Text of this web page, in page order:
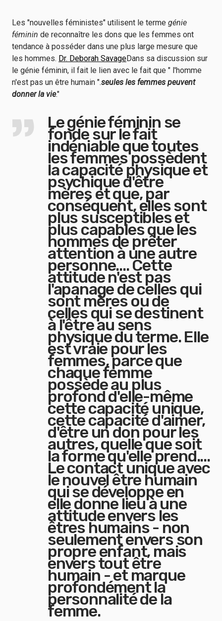
Les "nouvelles féministes" utilisent le terme génie
féminin de reconnaître les dons que les femmes ont
tendance à posséder dans une plus large mesure que
les hommes. Dr. Deborah SavageDans sa discussion sur
le génie féminin, il fait le lien avec le fait que " l'homme
n'est pas un être humain ".seules les femmes peuvent
donner la vie."
Le génie féminin se
fonde sur le fait
indéniable que toutes
les femmes possèdent
la capacité physique et
psychique d'être
mères et que, par
conséquent, elles sont
plus susceptibles et
plus capables que les
hommes de prêter
attention à une autre
personne.... Cette
attitude n'est pas
l'apanage de celles qui
sont mères ou de
celles qui se destinent
à l'être au sens
physique du terme. Elle
est vraie pour les
femmes, parce que
chaque femme
possède au plus
profond d'elle-même
cette capacité unique,
cette capacité d'aimer,
d'être un don pour les
autres, quelle que soit
la forme qu'elle prend....
Le contact unique avec
le nouvel être humain
qui se développe en
elle donne lieu à une
attitude envers les
êtres humains - non
seulement envers son
propre enfant, mais
envers tout être
humain - et marque
profondément la
personnalité de la
femme.